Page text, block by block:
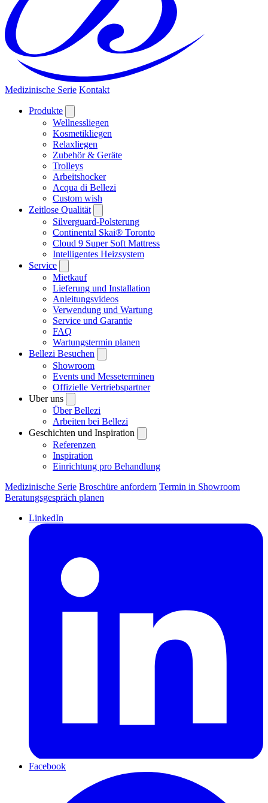
Medizinische Serie Kontakt
Produkte
Wellnessliegen
Kosmetikliegen
Relaxliegen
Zubehör & Geräte
Trolleys
Arbeitshocker
Acqua di Bellezi
Custom wish
Zeitlose Qualität
Silverguard-Polsterung
Continental Skai® Toronto
Cloud 9 Super Soft Mattress
Intelligentes Heizsystem
Service
Mietkauf
Lieferung und Installation
Anleitungsvideos
Verwendung und Wartung
Service und Garantie
FAQ
Wartungstermin planen
Bellezi Besuchen
Showroom
Events und Messeterminen
Offizielle Vertriebspartner
Uber uns
Über Bellezi
Arbeiten bei Bellezi
Geschichten und Inspiration
Referenzen
Inspiration
Einrichtung pro Behandlung
Medizinische Serie Broschüre anfordern Termin in Showroom
Beratungsgespräch planen
LinkedIn
Facebook